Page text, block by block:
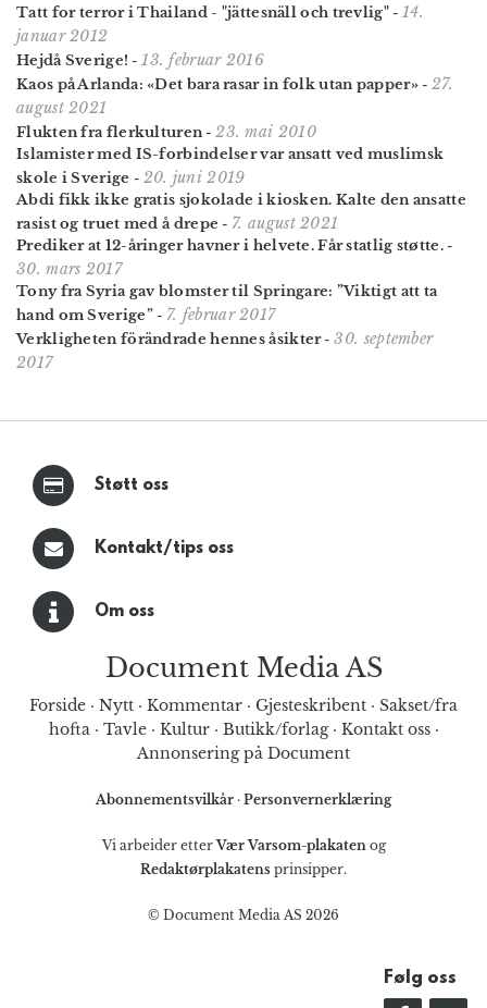
Tatt for terror i Thailand - "jättesnäll och trevlig"- 14.
januar 2012
Hejdå Sverige! - 13. februar 2016
Kaos på Arlanda: «Det bara rasar in folk utan papper»- 27.
august 2021
Flukten fra flerkulturen - 23. mai 2010
Islamister med IS-forbindelser var ansatt ved muslimsk
skole i Sverige - 20. juni 2019
Abdi fikk ikke gratis sjokolade i kiosken. Kalte den ansatte
rasist og truet med å drepe - 7. august 2021
Prediker at 12-åringer havner i helvete. Får statlig støtte. -
30. mars 2017
Tony fra Syria gav blomster til Springare: ”Viktigt att ta
hand om Sverige”- 7. februar 2017
Verkligheten förändrade hennes åsikter-30. september
2017
Støtt oss
Kontakt/tips oss
Om oss
Document Media AS
Forside · Nytt · Kommentar · Gjesteskribent · Sakset/fra
hofta· Tavle· Kultur· Butikk/forlag· Kontakt oss·
Annonsering på Document
Abonnementsvilkår · Personvernerklæring
Vi arbeider etterVær Varsom-plakatenog
Redaktørplakatens prinsipper.
© Document Media AS 2026
Følg oss